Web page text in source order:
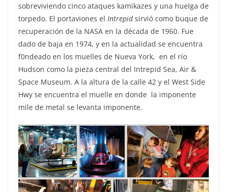
sobreviviendo cinco ataques kamikazes y una huelga de
torpedo. El portaviones el Intrepidsirvió como buque de
recuperación de la NASA en la década de 1960. Fue
dado de baja en 1974, y en la actualidad se encuentra
f0ndeado en los muelles de Nueva York, en el río
Hudson como la pieza central del Intrepid Sea, Air &
Space Museum. A la altura de la calle 42 y el West Side
Hwy se encuentra el muelle en donde la imponente
mile de metal se levanta imponente.